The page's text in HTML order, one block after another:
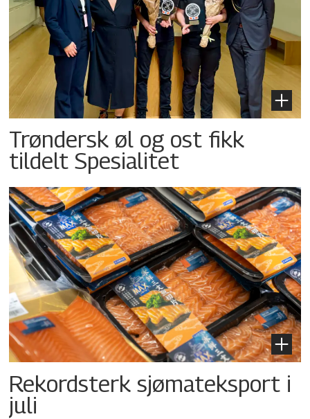
Trøndersk øl og ost fikk
tildelt Spesialitet
Rekordsterk sjømateksport i
juli